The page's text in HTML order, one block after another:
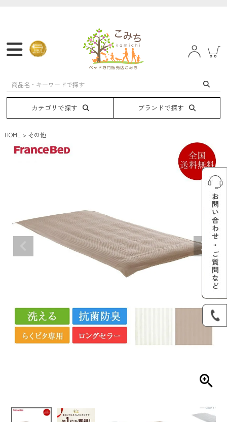
マットレス フレーム ベッド 電動ベッド
カテゴリで探す ブランドで探す
HOME その他